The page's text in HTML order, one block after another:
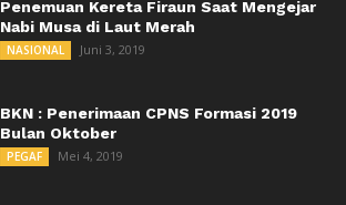
Penemuan Kereta Firaun Saat Mengejar
Nabi Musa di Laut Merah
NASIONAL Juni 3, 2019
BKN : Penerimaan CPNS Formasi 2019
Bulan Oktober
PEGAF Mei 4, 2019